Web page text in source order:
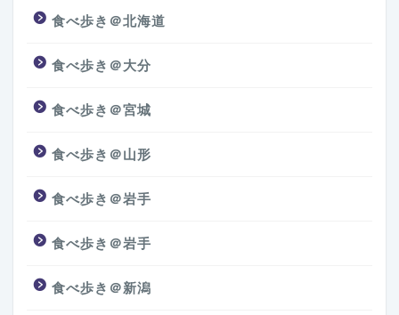
食べ歩き＠北海道
食べ歩き＠大分
食べ歩き＠宮城
食べ歩き＠山形
食べ歩き＠岩手
食べ歩き＠岩手
食べ歩き＠新潟